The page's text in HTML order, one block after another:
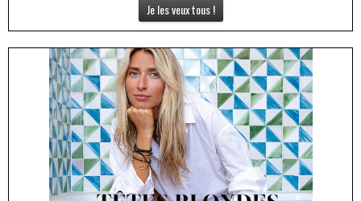
Je les veux tous !